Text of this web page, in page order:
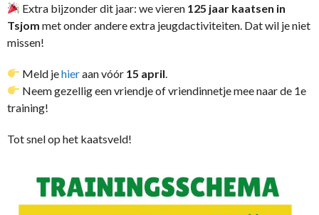
Extra bijzonder dit jaar: we vieren 125 jaar kaatsen in
Tsjom met onder andere extra jeugdactiviteiten. Dat wil je niet
missen!
Meld jehieraan vóór 15 april
Neem gezellig een vriendje of vriendinnetje mee naar de 1e
training!
Tot snel op het kaatsveld!